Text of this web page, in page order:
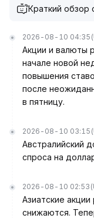
однако
диапазона.
Краткий обзор
2026-08-10 04:35
Акции и валюты
начале новой
повышения
после
в пятницу.
2026-08-10 03:15
Австралийский
спроса на
2026-08-10 02:53
Азиатские
снижаются.